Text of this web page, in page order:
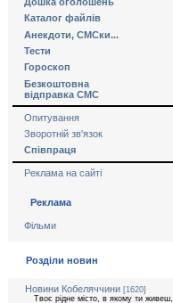
Каталог файлів
Анекдоти, СМСки...
Тести
Гороскоп
Безкоштовна
відправка СМС
Опитування
Зворотній зв'язок
Співпраця
Реклама на сайті
Реклама
Фільми
Розділи новин
Новини Кобеляччини [1620]
Твоє рідне місто, в якому ти живеш,